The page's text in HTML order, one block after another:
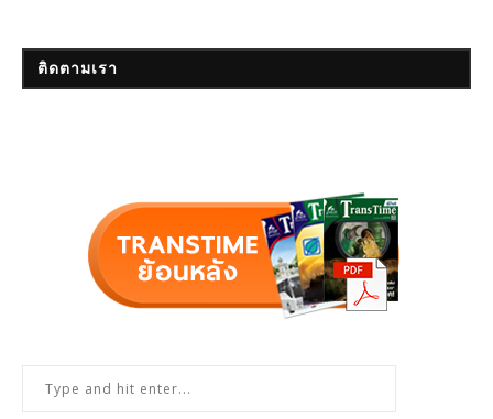
ติดตามเรา